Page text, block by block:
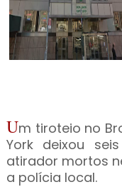
Um tiroteio no
York deixou
atirador mortos
a polícia local.